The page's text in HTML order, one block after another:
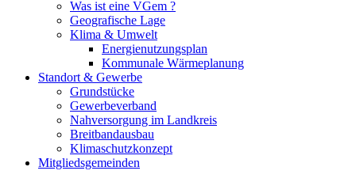
Was ist eine VGem ?
Geografische Lage
Klima & Umwelt
Energienutzungsplan
Kommunale Wärmeplanung
Standort & Gewerbe
Grundstücke
Gewerbeverband
Nahversorgung im Landkreis
Breitbandausbau
Klimaschutzkonzept
Mitgliedsgemeinden